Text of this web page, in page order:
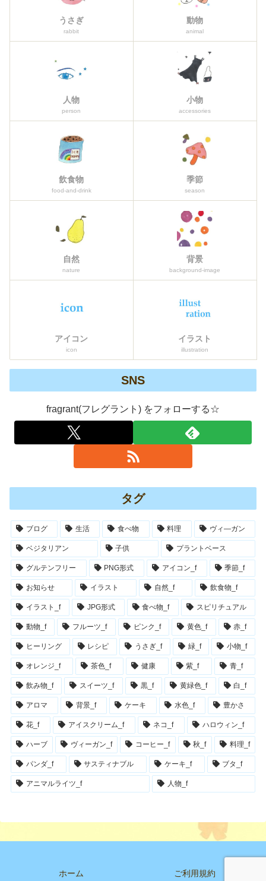
うさぎ
rabbit
動物
animal
人物
person
小物
accessories
飲食物
food-and-drink
季節
season
自然
nature
背景
background-image
アイコン
icon
イラスト
illustration
SNS
fragrant(フレグラント) をフォローする☆
タグ
ブログ 生活 食べ物 料理 ヴィ―ガン
ベジタリアン 子供 プラントベース
グルテンフリー PNG形式 アイコン_f 季節_f
お知らせ イラスト 自然_f 飲食物_f
イラスト_f JPG形式 食べ物_f スピリチュアル
動物_f フルーツ_f ピンク_f 黄色_f 赤_f
ヒーリング レシピ うさぎ_f 緑_f 小物_f
オレンジ_f 茶色_f 健康 紫_f 青_f
飲み物_f スイーツ_f 黒_f 黄緑色_f 白_f
アロマ 背景_f ケーキ 水色_f 豊かさ
花_f アイスクリーム_f ネコ_f ハロウィン_f
ハーブ ヴィーガン_f コーヒー_f 秋_f 料理_f
パンダ_f サスティナブル ケーキ_f ブタ_f
アニマルライツ_f 人物_f
ホーム ご利用規約